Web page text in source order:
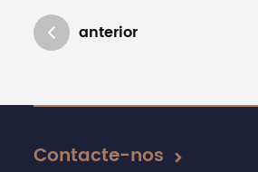
anterior
Atualizado em 21/04/2020
Contacte-nos